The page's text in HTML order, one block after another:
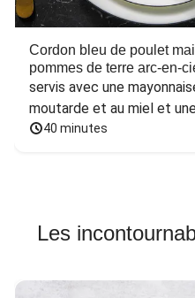
Cordon bleu de poulet
pommes de terre arc-en-
servis avec une
moutarde et au miel et
40 minutes
Les